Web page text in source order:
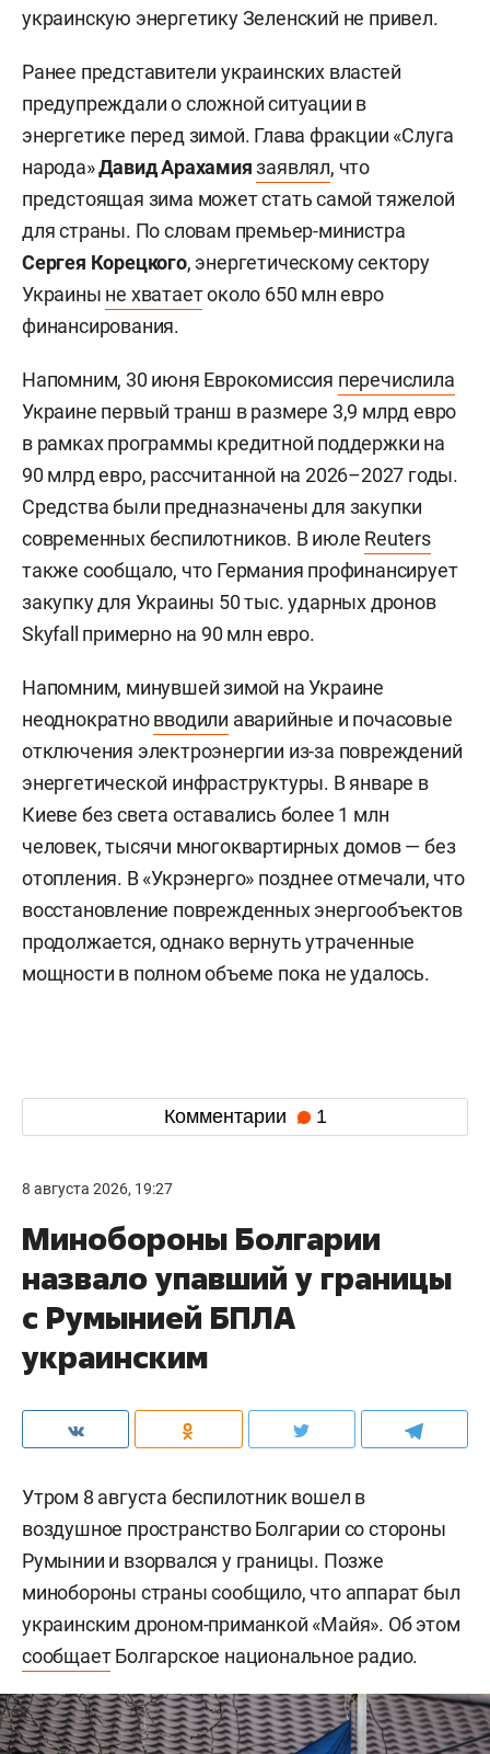
украинскую энергетику Зеленский не привел.
Ранее представители украинских властей
предупреждали о сложной ситуации в
энергетике перед зимой. Глава фракции «Слуга
народа»Давид Арахамия заявлял, что
предстоящая зима может стать самой тяжелой
для страны. По словам премьер-министра
Сергея Корецкого, энергетическому сектору
Украины не хватаетоколо 650 млн евро
финансирования.
Напомним, 30 июня Еврокомиссия перечислила
Украине первый транш в размере 3,9 млрд евро
в рамках программы кредитной поддержки на
90 млрд евро, рассчитанной на 2026–2027 годы.
Средства были предназначены для закупки
современных беспилотников. В июле Reuters
также сообщало, что Германия профинансирует
закупку для Украины 50 тыс. ударных дронов
Skyfall примерно на 90 млн евро.
Напомним, минувшей зимой на Украине
неоднократновводили аварийные и почасовые
отключения электроэнергии из-за повреждений
энергетической инфраструктуры. В январе в
Киеве без света оставались более 1 млн
человек, тысячи многоквартирных домов — без
отопления. В «Укрэнерго» позднее отмечали, что
восстановление поврежденных энергообъектов
продолжается, однако вернуть утраченные
мощности в полном объеме пока не удалось.
Комментарии 1
8 августа 2026, 19:27
Минобороны Болгарии
назвало упавший у границы
с Румынией БПЛА
украинским
Утром 8 августа беспилотник вошел в
воздушное пространство Болгарии со стороны
Румынии и взорвался у границы. Позже
минобороны страны сообщило, что аппарат был
украинским дроном-приманкой «Майя». Об этом
сообщаетБолгарское национальное радио.